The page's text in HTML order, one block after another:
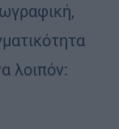
λοιπόν: